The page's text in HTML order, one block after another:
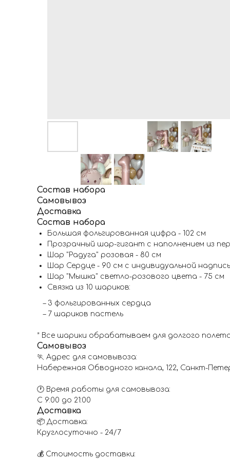
Состав набора
Самовывоз
Доставка
Состав набора
Большая фольгированная цифра - 102 см
Прозрачный шар-гигант с наполнением из
Шар "Радуга" розовая - 80 см
Шар Сердце - 90 см с индивидуальной
Шар "Мышка" светло-розового цвета - 75 см
Связка из 10 шариков:
– 3 фольгированных сердца
– 7 шариков пастель
* Все шарики обрабатываем для долгого
Самовывоз
🏃 Адрес для самовывоза:
Набережная Обводного канала, 122, Санкт-
🕐 Время работы для самовывоза:
С 9:00 до 21:00
Доставка
📦 Доставка:
Круглосуточно - 24/7
💰 Стоимость доставки: